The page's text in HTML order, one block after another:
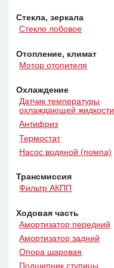
Стекла, зеркала
Стекло лобовое
Отопление, климат
Мотор отопителя
Охлаждение
Датчик температуры
охлаждающей жидкости
Антифриз
Термостат
Насос водяной (помпа)
Трансмиссия
Фильтр АКПП
Ходовая часть
Амортизатор передний
Амортизатор задний
Опора шаровая
Подшипник ступицы